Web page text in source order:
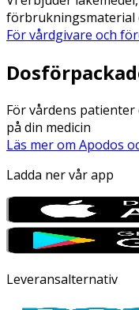
förbrukningsmaterial
För vårdgivare och
För vårdens
på din medicin
Läs mer om Apodos
Ladda ner vår app
Leveransalternativ